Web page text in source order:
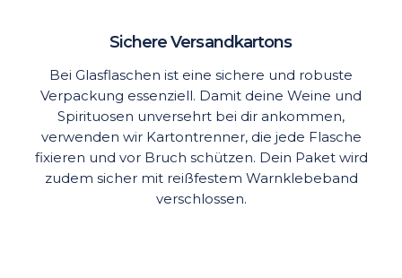
Sichere Versandkartons
Bei Glasflaschen ist eine sichere und robuste
Verpackung essenziell. Damit deine Weine und
Spirituosen unversehrt bei dir ankommen,
verwenden wir Kartontrenner, die jede Flasche
fixieren und vor Bruch schützen. Dein Paket wird
zudem sicher mit reißfestem Warnklebeband
verschlossen.